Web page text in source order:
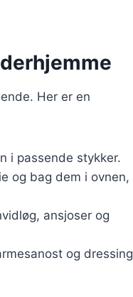
Her er en
i passende stykker.
og bag dem i ovnen,
ansjoser og
og